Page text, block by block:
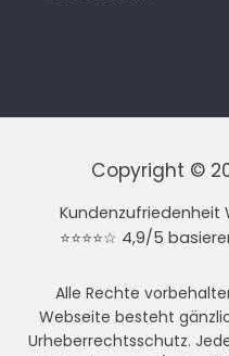
Copyright ©
Kundenzufriedenheit
⭐⭐⭐⭐☆ 4,9/5
Alle Rechte
Webseite besteht
Urheberrechtsschutz.